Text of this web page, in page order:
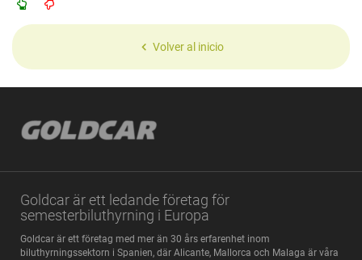
Volver al inicio
Goldcar är ett ledande företag för
semesterbiluthyrning i Europa
Goldcar är ett företag med mer än 30 års erfarenhet inom
biluthyrningssektorn i Spanien, där Alicante, Mallorca och Malaga är våra